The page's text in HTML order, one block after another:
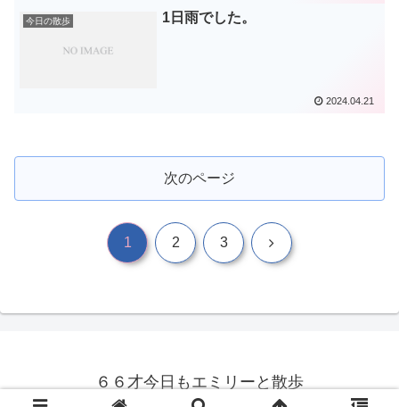
今日の散歩 1日雨でした。
2024.04.21
次のページ
1 2 3 次
６６才今日もエミリーと散歩